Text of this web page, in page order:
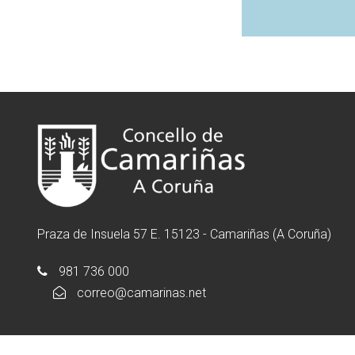
Praza de Insuela 57 E. 15123 - Camariñas (A Coruña)
981 736 000
correo@camarinas.net